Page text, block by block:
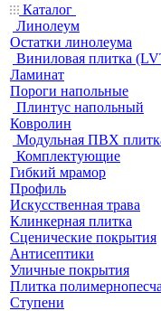
Каталог
Линолеум
Остатки линолеума
Виниловая плитка
Ламинат
Пороги напольные
Плинтус напольный
Ковролин
Модульная ПВХ
Комплектующие
Гибкий мрамор
Профиль
Искусственная трава
Клинкерная плитка
Сценические покрытия
Антисептики
Уличные покрытия
Плитка
Ступени